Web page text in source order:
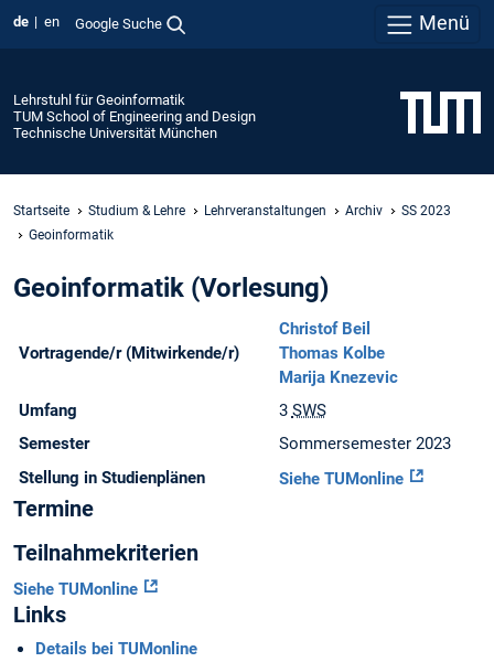
de en Google Suche Menü
Lehrstuhl für Geoinformatik
TUM School of Engineering and Design
Technische Universität München
Startseite Studium & Lehre Lehrveranstaltungen Archiv
SS 2023
Geoinformatik
Geoinformatik (Vorlesung)
Vortragende/r (Mitwirkende/r)
Christof Beil
Thomas Kolbe
Marija Knezevic
Umfang
3 SWS
Semester
Sommersemester 2023
Stellung in Studienplänen
Siehe TUMonline
Termine
Teilnahmekriterien
Siehe TUMonline
Links
Details bei TUMonline